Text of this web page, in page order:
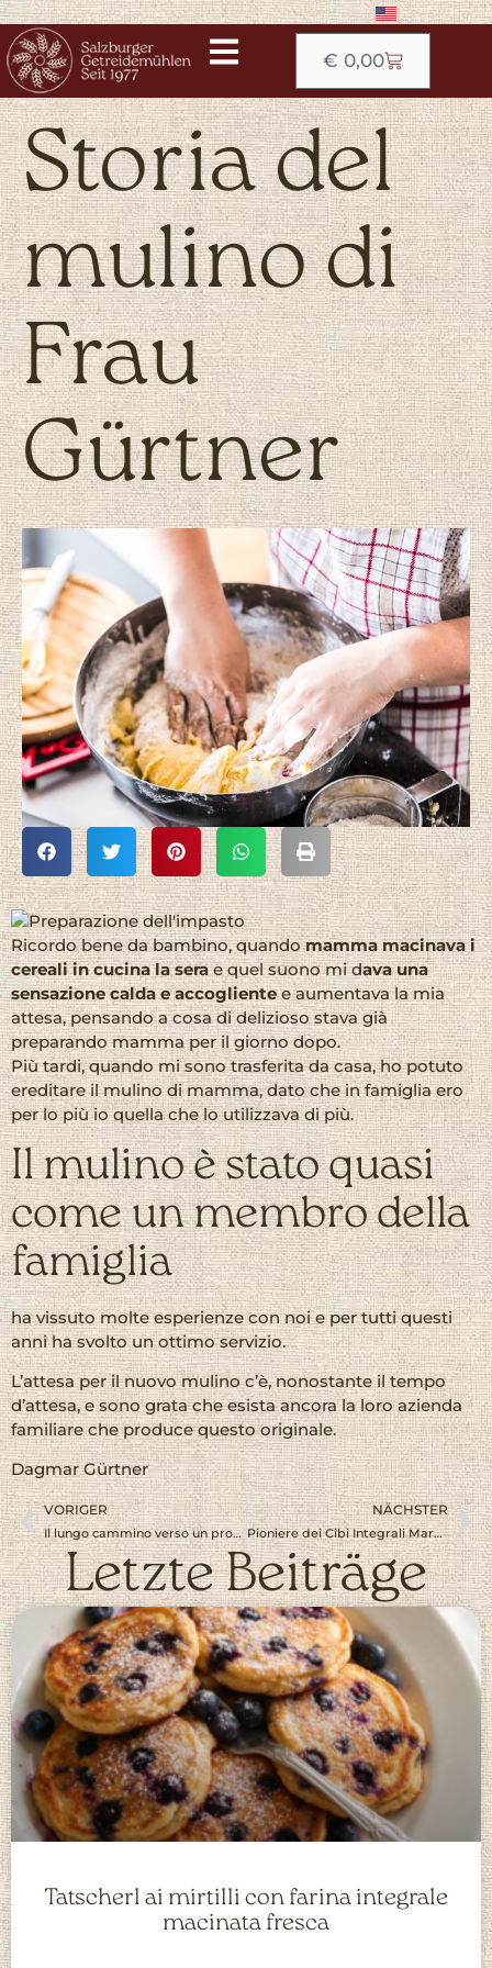
€ 0,00
Storia del
mulino di
Frau
Gürtner
Ricordo bene da bambino, quandomamma macinava i
cereali in cucina la serae quel suono mi dava una
sensazione calda e accoglientee aumentava la mia
attesa, pensando a cosa di delizioso stava già
preparando mamma per il giorno dopo.
Più tardi, quando mi sono trasferita da casa, ho potuto
ereditare il mulino di mamma, dato che in famiglia ero
per lo più io quella che lo utilizzava di più.
Il mulino è stato quasi
come un membro della
famiglia
ha vissuto molte esperienze con noi e per tutti questi
anni ha svolto un ottimo servizio.
L’attesa per il nuovo mulino c’è, nonostante il tempo
d’attesa, e sono grata che esista ancora la loro azienda
familiare che produce questo originale.
Dagmar Gürtner
VORIGER
Il lungo cammino verso un proprio mulino per cereali (con consigli preziosi)
NÄCHSTER
Pioniere dei Cibi Integrali Marc Gallus
Letzte Beiträge
Tatscherl ai mirtilli con farina integrale
macinata fresca